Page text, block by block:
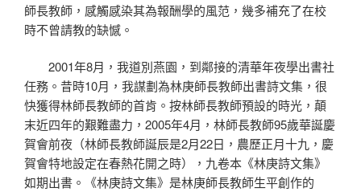
師長教師，感觸感染其為報酬學的風范，幾多補充了在校
時不曾請教的缺憾。
2001年8月，我道別燕園，到鄰接的清華年夜學出書社
任務。昔時10月，我謀劃為林庚師長教師出書詩文集，很
快獲得林師長教師的首肯。按林師長教師預設的時光，顛
末近四年的艱難盡力，2005年4月，林師長教師95歲華誕慶
賀會前夜（林師長教師誕辰是2月22日，農歷正月十九，慶
賀會特地設定在春熱花開之時），九卷本《林庚詩文集》
如期出書。《林庚詩文集》是林庚師長教師生平創作的